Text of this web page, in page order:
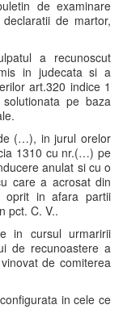
de examinare
de martor,
a recunoscut
in judecata si a
art.320 indice 1
pe baza
(…), in jurul orelor
1310 cu nr.(…) pe
anulat si cu o
care a acrosat din
in afara partii
pct. C. V..
in cursul urmaririi
de recunoastere a
de comiterea
in cele ce